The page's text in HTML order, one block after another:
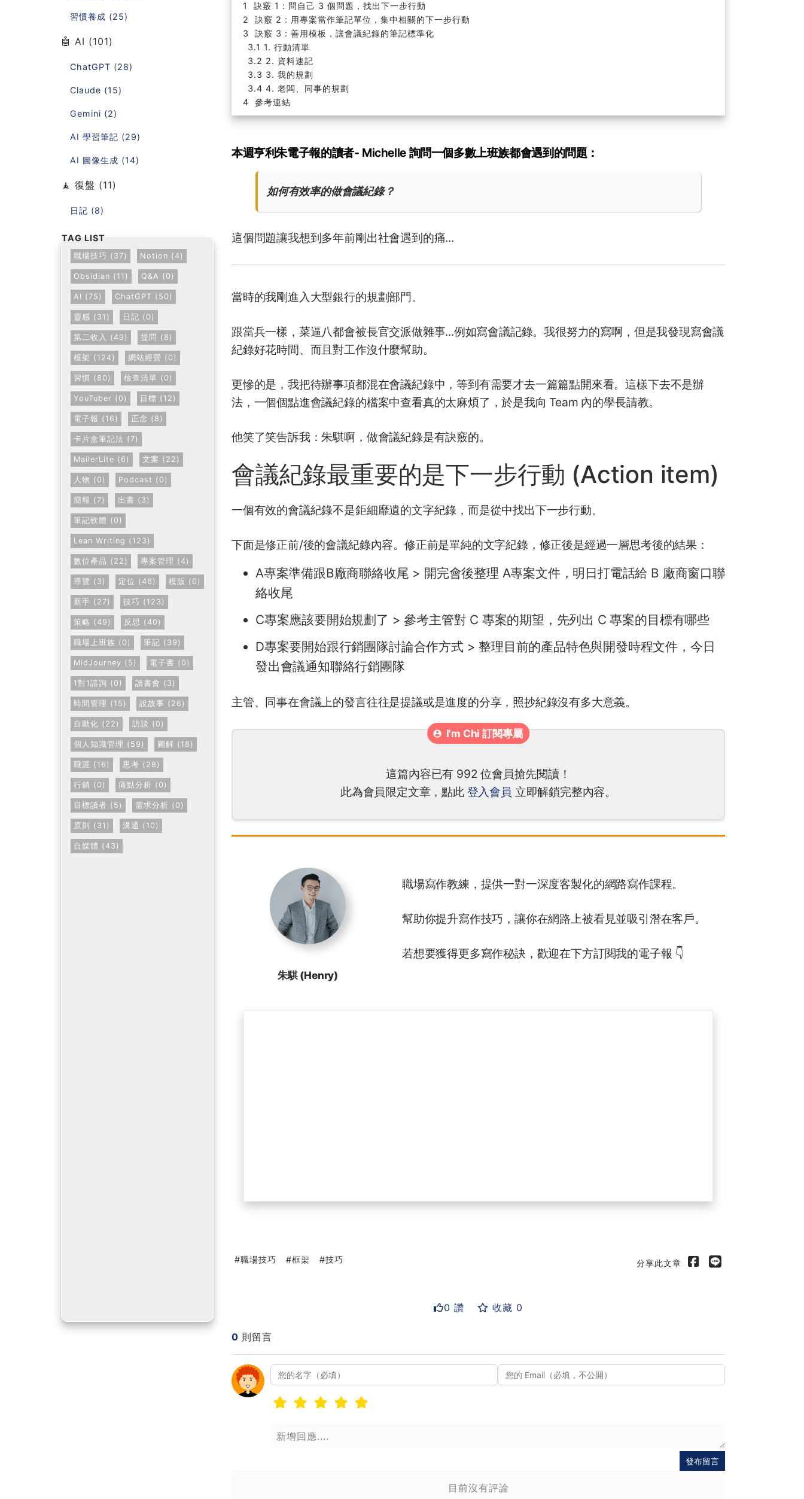
習慣養成 (25)
🤖 AI (101)
ChatGPT (28)
Claude (15)
Gemini (2)
AI 學習筆記 (29)
AI 圖像生成 (14)
🧘 復盤 (11)
日記 (8)
職場技巧 (37) Notion (4)
Obsidian (11) Q&A (0)
AI (75) ChatGPT (50)
靈感 (31) 日記 (0)
第二收入 (49) 提問 (8)
框架 (124) 網站經營 (0)
習慣 (80) 檢查清單 (0)
YouTuber (0) 目標 (12)
電子報 (16) 正念 (8)
卡片盒筆記法 (7)
MailerLite (6) 文案 (22)
人物 (0) Podcast (0)
簡報 (7) 出書 (3)
筆記軟體 (0)
Lean Writing (123)
數位產品 (22) 專案管理 (4)
導覽 (3) 定位 (46) 模版 (0)
新手 (27) 技巧 (123)
策略 (49) 反思 (40)
職場上班族 (0) 筆記 (39)
MidJourney (5) 電子書 (0)
1對1諮詢 (0) 讀書會 (3)
時間管理 (15) 說故事 (26)
自動化 (22) 訪談 (0)
個人知識管理 (59) 圖解 (18)
職涯 (16) 思考 (28)
行銷 (0) 痛點分析 (0)
目標讀者 (5) 需求分析 (0)
原則 (31) 溝通 (10)
自媒體 (43)
訣竅 1 : 問自己 3 個問題，找出下一步行動
訣竅 2 : 用專案當作筆記單位，集中相關的下一步行動
訣竅 3 : 善用模板，讓會議紀錄的筆記標準化
1. 行動清單
2. 資料速記
3. 我的規劃
4. 老闆、同事的規劃
參考連結
本週亨利朱電子報的讀者- Michelle 詢問一個多數上班族都會遇到的問題：
如何有效率的做會議紀錄？
這個問題讓我想到多年前剛出社會遇到的痛...
當時的我剛進入大型銀行的規劃部門。
跟當兵一樣，菜逼八都會被長官交派做雜事...例如寫會議記錄。我很努力的寫啊，但是我發現寫會議
紀錄好花時間、而且對工作沒什麼幫助。
更慘的是，我把待辦事項都混在會議紀錄中，等到有需要才去一篇篇點開來看。這樣下去不是辦
法，一個個點進會議紀錄的檔案中查看真的太麻煩了，於是我向 Team 內的學長請教。
他笑了笑告訴我：朱騏啊，做會議紀錄是有訣竅的。
會議紀錄最重要的是下一步行動 (Action item)
一個有效的會議紀錄不是鉅細靡遺的文字紀錄，而是從中找出下一步行動。
下面是修正前/後的會議紀錄內容。修正前是單純的文字紀錄，修正後是經過一層思考後的結果：
A專案準備跟B廠商聯絡收尾 > 開完會後整理 A專案文件，明日打電話給 B 廠商窗口聯
絡收尾
C專案應該要開始規劃了 > 參考主管對 C 專案的期望，先列出 C 專案的目標有哪些
D專案要開始跟行銷團隊討論合作方式 > 整理目前的產品特色與開發時程文件，今日
發出會議通知聯絡行銷團隊
主管、同事在會議上的發言往往是提議或是進度的分享，照抄紀錄沒有多大意義。
這篇內容已有 992 位會員搶先閱讀！
此為會員限定文章，點此 登入會員 立即解鎖完整內容。
朱騏 (Henry)
職場寫作教練，提供一對一深度客製化的網路寫作課程。
幫助你提升寫作技巧，讓你在網路上被看見並吸引潛在客戶。
若想要獲得更多寫作秘訣，歡迎在下方訂閱我的電子報 👇
職場技巧 框架 技巧 分享此文章
0 讚 收藏 0
0 則留言
發布留言
目前沒有評論
送出